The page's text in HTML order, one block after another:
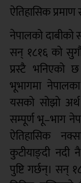
ऐतिहासिक
नेपालको दाबीको
सन् १८१६ को
प्रस्टै भनिएको
भूभागमा
यसको सोझो
सम्पूर्ण भू–भाग
ऐतिहासिक
कुटीयाङ्दी नदी
पुष्टि गर्छन्। सन्